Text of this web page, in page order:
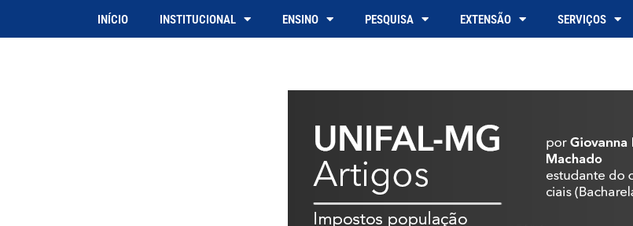
INÍCIO INSTITUCIONAL ENSINO PESQUISA EXTENSÃO SERVIÇOS